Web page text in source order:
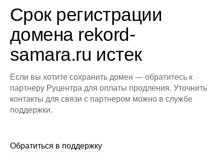
Срок регистрации
домена rekord-
samara.ru истек
Если вы хотите сохранить домен — обратитесь к
партнеру Руцентра для оплаты продления. Уточнить
контакты для связи с партнером можно в службе
поддержки.
Обратиться в поддержку